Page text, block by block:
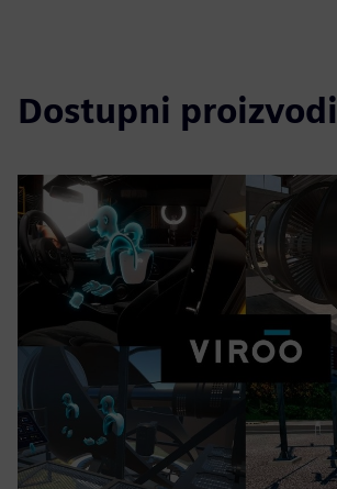
Dostupni proizvodi